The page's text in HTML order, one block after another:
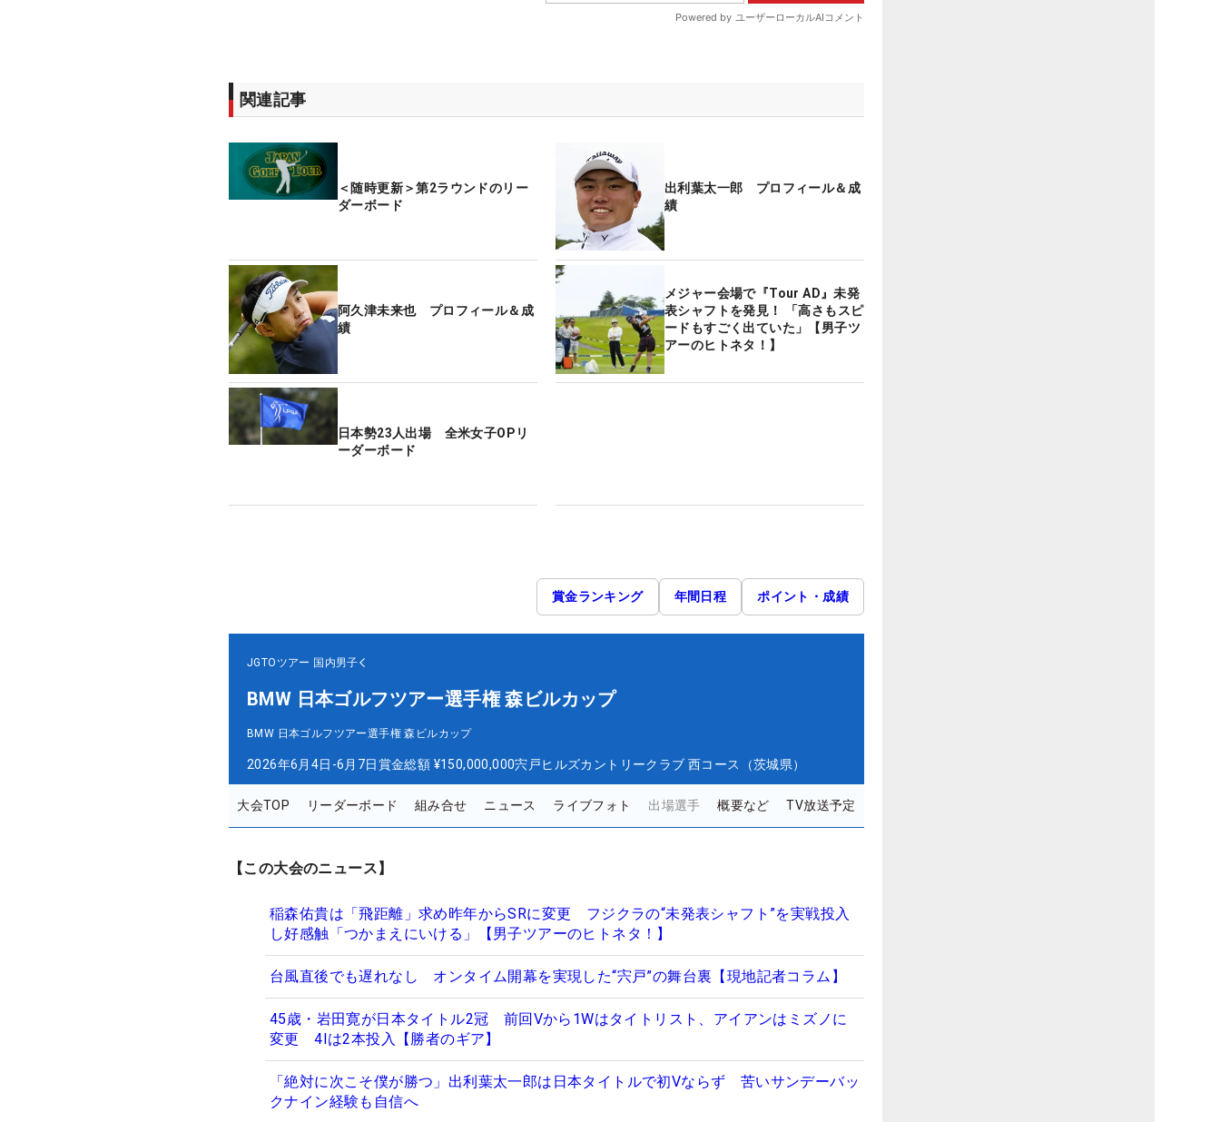
関連記事
＜随時更新＞第2ラウンドのリー
ダーボード
出利葉太一郎 プロフィール＆成
績
阿久津未来也 プロフィール＆成
績
メジャー会場で『Tour AD』未発
表シャフトを発見！ 「高さもスピ
ードもすごく出ていた」【男子ツ
アーのヒトネタ！】
日本勢23人出場 全米女子OPリ
ーダーボード
賞金ランキング 年間日程 ポイント・成績
JGTOツアー 国内男子
BMW 日本ゴルフツアー選手権 森ビルカップ
BMW 日本ゴルフツアー選手権 森ビルカップ
2026年6月4日-6月7日賞金総額 ¥150,000,000宍戸ヒルズカントリークラブ 西コース（茨城県）
大会TOP リーダーボード 組み合せ ニュース ライブフォト 出場選手 概要など TV放送予定
【この大会のニュース】
稲森佑貴は「飛距離」求め昨年からSRに変更 フジクラの“未発表シャフト”を実戦投入
し好感触「つかまえにいける」【男子ツアーのヒトネタ！】
台風直後でも遅れなし オンタイム開幕を実現した“宍戸”の舞台裏【現地記者コラム】
45歳・岩田寛が日本タイトル2冠 前回Vから1Wはタイトリスト、アイアンはミズノに
変更 4Iは2本投入【勝者のギア】
「絶対に次こそ僕が勝つ」出利葉太一郎は日本タイトルで初Vならず 苦いサンデーバッ
クナイン経験も自信へ